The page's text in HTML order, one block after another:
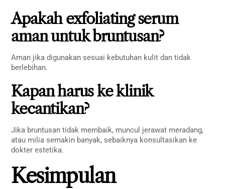
Apakah exfoliating serum
aman untuk bruntusan?
Aman jika digunakan sesuai kebutuhan kulit dan tidak
berlebihan.
Kapan harus ke klinik
kecantikan?
Jika bruntusan tidak membaik, muncul jerawat meradang,
atau milia semakin banyak, sebaiknya konsultasikan ke
dokter estetika.
Kesimpulan